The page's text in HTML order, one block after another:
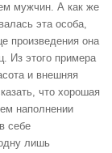
мужчин. А как же
эта особа,
произведения она
Из этого примера
и внешняя
что хорошая
наполнении
себе
лишь